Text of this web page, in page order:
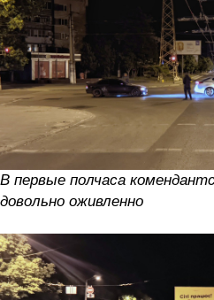
В первые полчаса
довольно оживленно